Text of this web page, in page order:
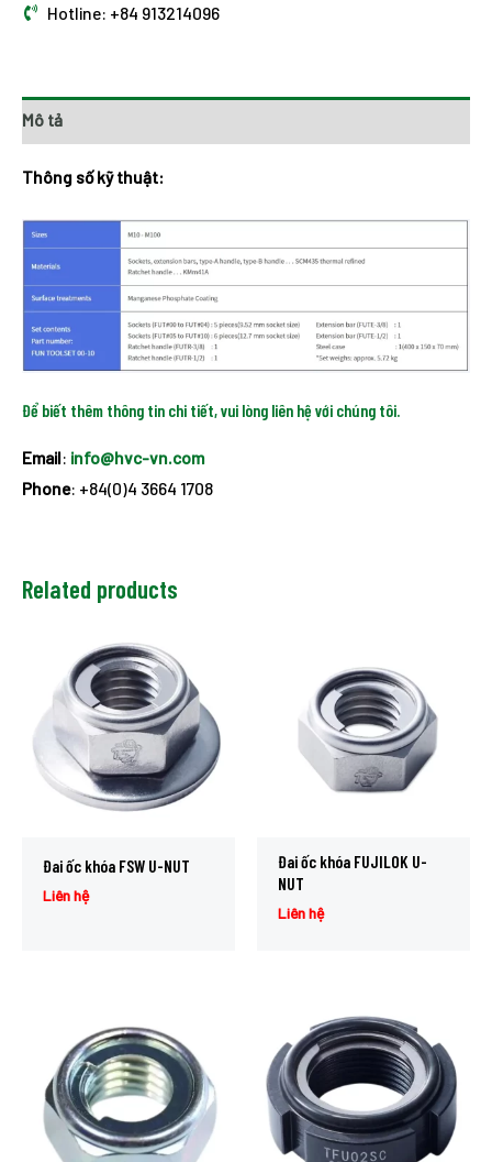
Hotline: +84 913214096
Mô tả
Thông số kỹ thuật:
Để biết thêm thông tin chi tiết, vui lòng liên hệ với chúng tôi.
Email: info@hvc-vn.com
Phone: +84(0)4 3664 1708
Related products
Đai ốc khóa FSW U-NUT
Liên hệ
Đai ốc khóa FUJILOK U-
NUT
Liên hệ